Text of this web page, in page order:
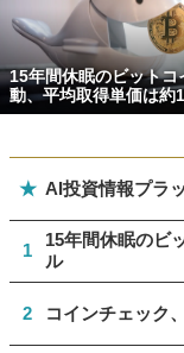
15年間休眠のビットコ
動、平均取得単価は約
★ AI投資情報プラ
1
15年間休眠のビ
ル
2 コインチェック